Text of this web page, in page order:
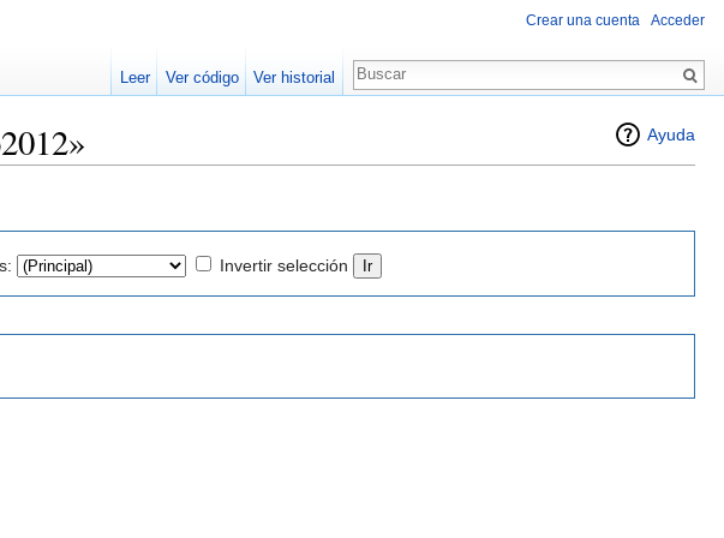
Ayuda
Invertir selección
Crear una cuenta Acceder
Leer Ver código Ver historial